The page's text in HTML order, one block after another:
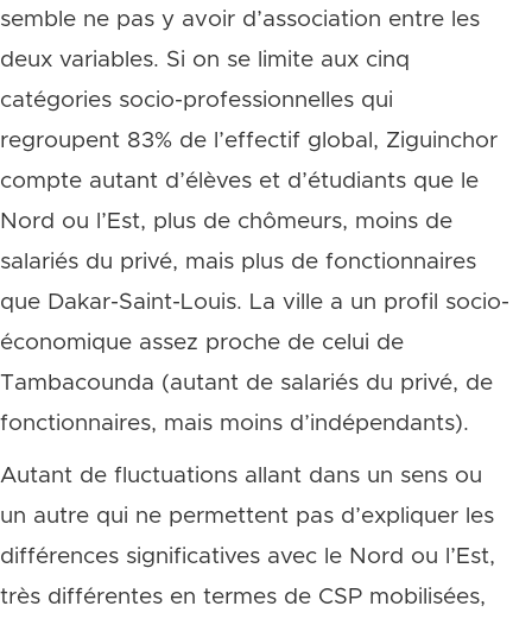
semble ne pas y avoir d’association entre les
deux variables. Si on se limite aux cinq
catégories socio-professionnelles qui
regroupent 83% de l’effectif global, Ziguinchor
compte autant d’élèves et d’étudiants que le
Nord ou l’Est, plus de chômeurs, moins de
salariés du privé, mais plus de fonctionnaires
que Dakar-Saint-Louis. La ville a un profil socio-
économique assez proche de celui de
Tambacounda (autant de salariés du privé, de
fonctionnaires, mais moins d’indépendants).
Autant de fluctuations allant dans un sens ou
un autre qui ne permettent pas d’expliquer les
différences significatives avec le Nord ou l’Est,
très différentes en termes de CSP mobilisées,